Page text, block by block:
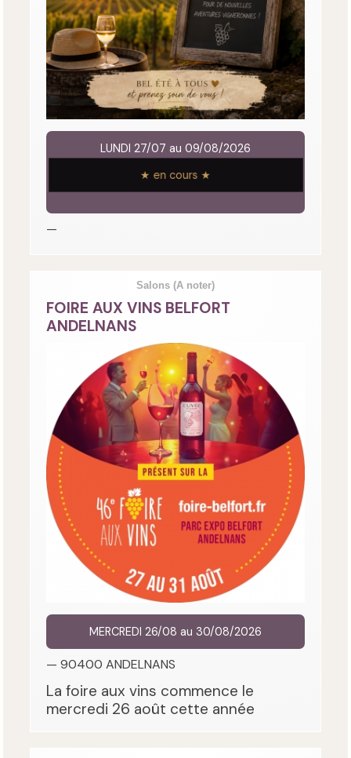
LUNDI 27/07 au 09/08/2026
★ en cours ★
—
Salons (A noter)
FOIRE AUX VINS BELFORT
ANDELNANS
MERCREDI 26/08 au 30/08/2026
— 90400 ANDELNANS
La foire aux vins commence le
mercredi 26 août cette année